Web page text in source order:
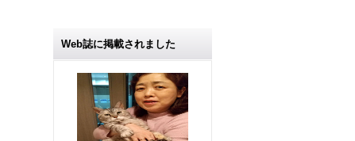
Web誌に掲載されました